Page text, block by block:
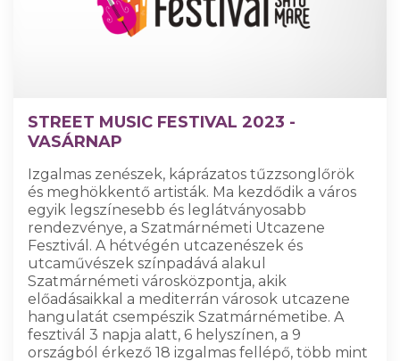
STREET MUSIC FESTIVAL 2023 -
VASÁRNAP
Izgalmas zenészek, káprázatos tűzzsonglőrök
és meghökkentő artisták. Ma kezdődik a város
egyik legszínesebb és leglátványosabb
rendezvénye, a Szatmárnémeti Utcazene
Fesztivál. A hétvégén utcazenészek és
utcaművészek színpadává alakul
Szatmárnémeti városközpontja, akik
előadásaikkal a mediterrán városok utcazene
hangulatát csempészik Szatmárnémetibe. A
fesztivál 3 napja alatt, 6 helyszínen, a 9
országból érkező 18 izgalmas fellépő, több mint